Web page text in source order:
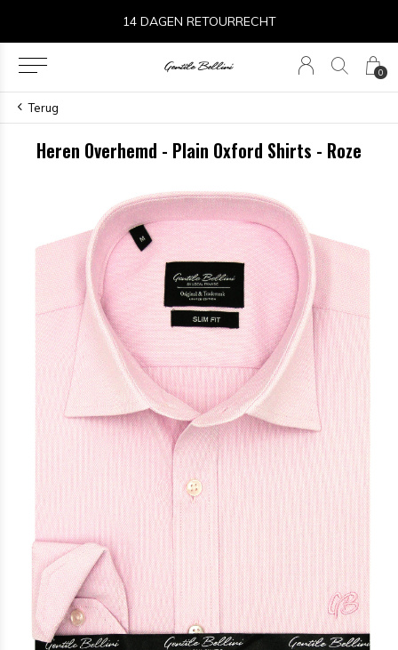
0
14 DAGEN RETOURRECHT
Terug
Heren Overhemd - Plain Oxford Shirts - Roze